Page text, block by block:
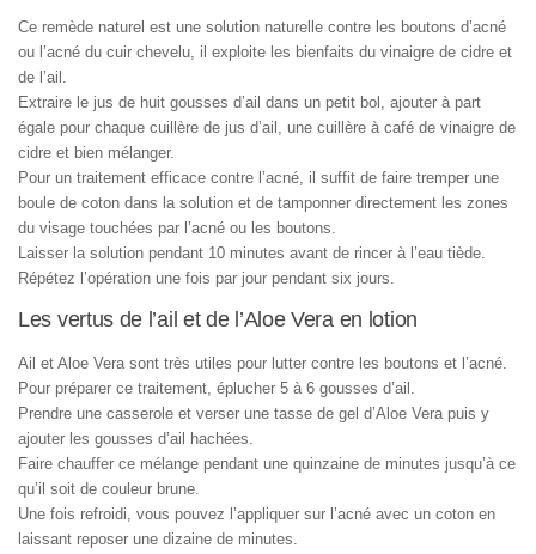
Ce remède naturel est une solution naturelle contre les boutons d’acné
ou l’acné du cuir chevelu, il exploite les bienfaits du vinaigre de cidre et
de l’ail.
Extraire le jus de huit gousses d’ail dans un petit bol, ajouter à part
égale pour chaque cuillère de jus d’ail, une cuillère à café de vinaigre de
cidre et bien mélanger.
Pour un traitement efficace contre l’acné, il suffit de faire tremper une
boule de coton dans la solution et de tamponner directement les zones
du visage touchées par l’acné ou les boutons.
Laisser la solution pendant 10 minutes avant de rincer à l’eau tiède.
Répétez l’opération une fois par jour pendant six jours.
Les vertus de l’ail et de l’Aloe Vera en lotion
Ail et Aloe Vera sont très utiles pour lutter contre les boutons et l’acné.
Pour préparer ce traitement, éplucher 5 à 6 gousses d’ail.
Prendre une casserole et verser une tasse de gel d’Aloe Vera puis y
ajouter les gousses d’ail hachées.
Faire chauffer ce mélange pendant une quinzaine de minutes jusqu’à ce
qu’il soit de couleur brune.
Une fois refroidi, vous pouvez l’appliquer sur l’acné avec un coton en
laissant reposer une dizaine de minutes.